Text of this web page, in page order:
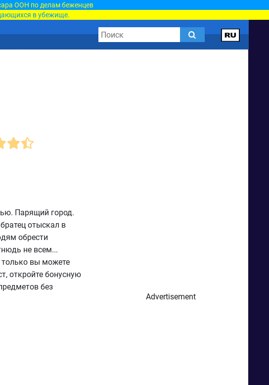
ООН по делам беженцев
в убежище.
Парящий город.
отыскал в
обрести
не всем...
вы можете
откройте бонусную
без
Advertisement